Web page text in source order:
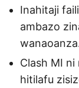
Inahitaji
ambazo
Clash MI
hitilafu